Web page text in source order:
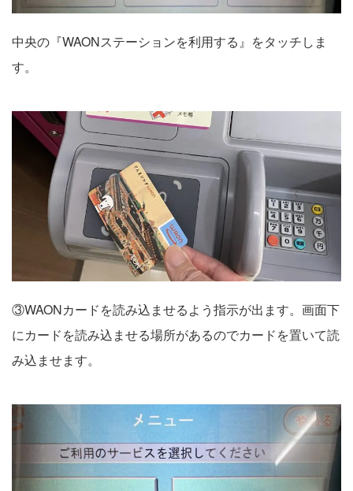
中央の『WAONステーションを利用する』をタッチしま
す。
③WAONカードを読み込ませるよう指示が出ます。画面下
にカードを読み込ませる場所があるのでカードを置いて読
み込ませます。